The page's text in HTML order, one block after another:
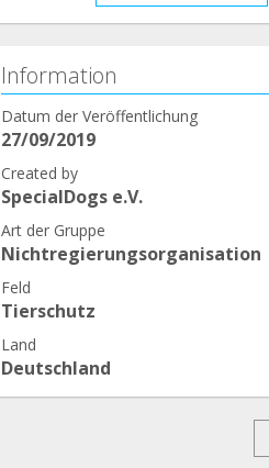
Information
Datum der Veröffentlichung
27/09/2019
Created by
SpecialDogs e.V.
Art der Gruppe
Nichtregierungsorganisation
Feld
Tierschutz
Land
Deutschland